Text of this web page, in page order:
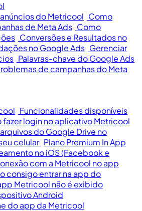
do Metricool Como
de Meta Ads Como
Conversões e Resultados no
no Google Ads Gerenciar
Palavras-chave do Google Ads
de campanhas do Meta
Funcionalidades disponíveis
fazer login no aplicativo Metricool
do Google Drive no
celular Plano Premium In App
no iOS (Facebook e
com a Metricool no app
consigo entrar na app do
Metricool não é exibido
Android
do app da Metricool